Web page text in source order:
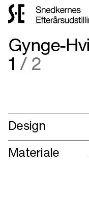
til
forsiden
Gynge-
1 / 2
Design
Materiale